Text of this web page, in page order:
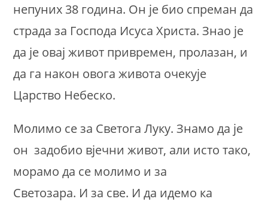
непуних 38 година. Он је био спреман да
страда за Господа Исуса Христа. Знао је
да је овај живот привремен, пролазан, и
да га након овога живота очекује
Царство Небеско.
Молимо се за Светога Луку. Знамо да је
он задобио вјечни живот, али исто тако,
морамо да се молимо и за
Светозара. И за све. И да идемо ка